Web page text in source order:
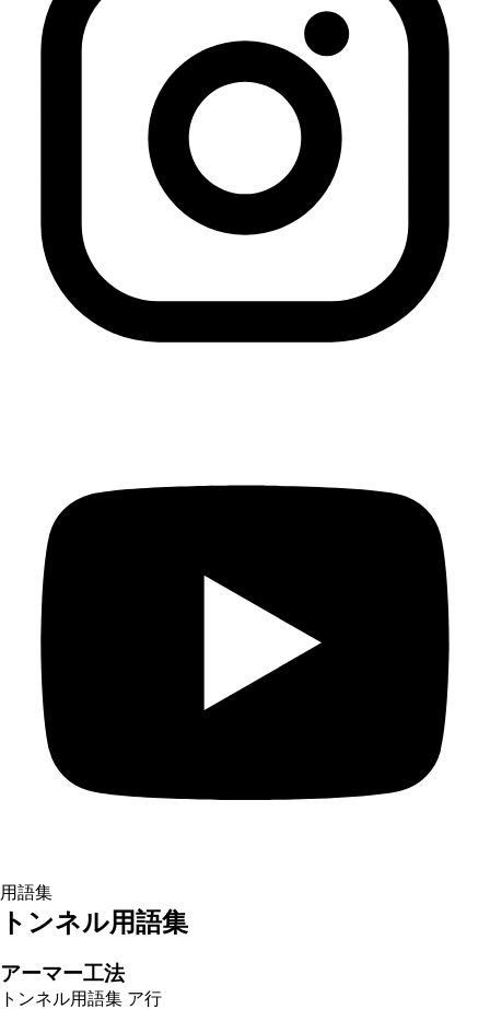
用語集
トンネル用語集
アーマー工法
トンネル用語集 ア行